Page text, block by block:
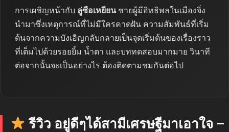
การเผชิญหน้ากับ ลู่ซือเหยียนชายผู้มีอิทธิพลในเมืองจิ่ง
นำมาซึ่งเหตุการณ์ที่ไม่มีใครคาดฝัน ความสัมพันธ์ที่เริ่ม
ต้นจากความบังเอิญกลับกลายเป็นจุดเริ่มต้นของเรื่องราว
ที่เต็มไปด้วยรอยยิ้ม น้ำตา และบททดสอบมากมาย วินาที
ต่อจากนั้นจะเป็นอย่างไร ต้องติดตามชมกันต่อไป
รีวิว อยู่ดีๆได้สามีเศรษฐีมาเอาใจ –